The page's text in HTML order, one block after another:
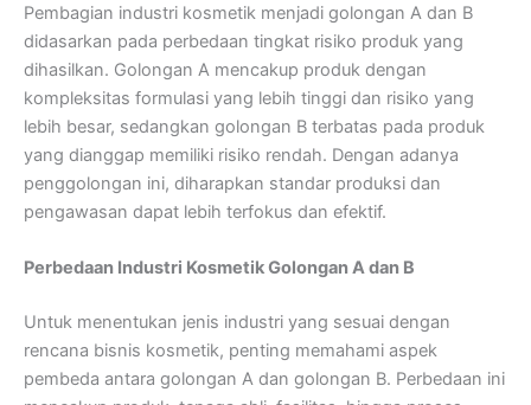
Pembagian industri kosmetik menjadi golongan A dan B
didasarkan pada perbedaan tingkat risiko produk yang
dihasilkan. Golongan A mencakup produk dengan
kompleksitas formulasi yang lebih tinggi dan risiko yang
lebih besar, sedangkan golongan B terbatas pada produk
yang dianggap memiliki risiko rendah. Dengan adanya
penggolongan ini, diharapkan standar produksi dan
pengawasan dapat lebih terfokus dan efektif.
Perbedaan Industri Kosmetik Golongan A dan B
Untuk menentukan jenis industri yang sesuai dengan
rencana bisnis kosmetik, penting memahami aspek
pembeda antara golongan A dan golongan B. Perbedaan ini